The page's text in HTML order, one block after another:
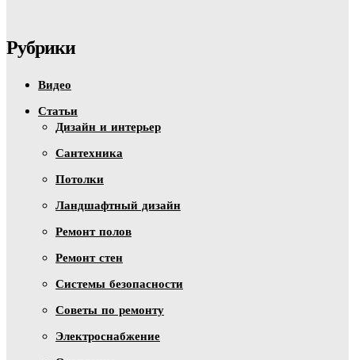
Рубрики
Видео
Статьи
Дизайн и интерьер
Сантехника
Потолки
Ландшафтный дизайн
Ремонт полов
Ремонт стен
Системы безопасности
Советы по ремонту
Электроснабжение